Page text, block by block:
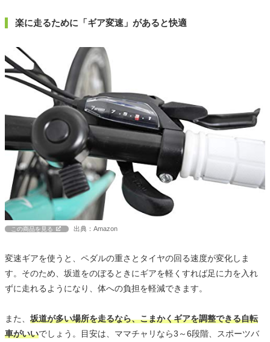
楽に走るために「ギア変速」があると快適
この商品を見る 出典：Amazon
変速ギアを使うと、ペダルの重さとタイヤの回る速度が変化しま
す。そのため、坂道をのぼるときにギアを軽くすれば足に力を入れ
ずに走れるようになり、体への負担を軽減できます。
また、 坂道が多い場所を走るなら、こまかくギアを調整できる自転
車がいいでしょう。目安は、ママチャリなら3～6段階、スポーツバ